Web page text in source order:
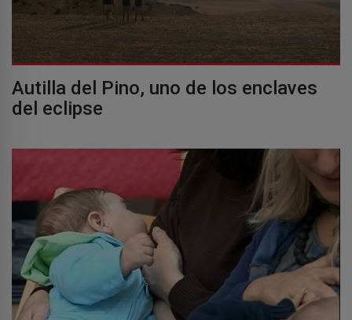
Autilla del Pino, uno de los enclaves
del eclipse